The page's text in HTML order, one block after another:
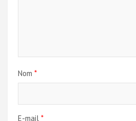
Nom *
E-mail *